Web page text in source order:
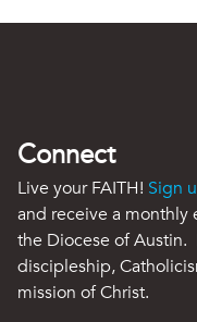
Connect
Live your FAITH! Sign
and receive a monthly
the Diocese of Austin.
discipleship,
mission of Christ.